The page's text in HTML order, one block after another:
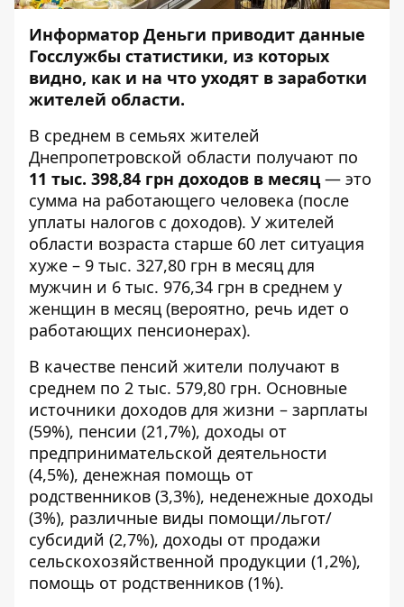
Информатор Деньги приводит данные
Госслужбы статистики, из которых
видно, как и на что уходят в заработки
жителей области.
В среднем в семьях жителей
Днепропетровской области получают по
11 тыс. 398,84 грн доходов в месяц— это
сумма на работающего человека (после
уплаты налогов с доходов). У жителей
области возраста старше 60 лет ситуация
хуже – 9 тыс. 327,80 грн в месяц для
мужчин и 6 тыс. 976,34 грн в среднем у
женщин в месяц (вероятно, речь идет о
работающих пенсионерах).
В качестве пенсий жители получают в
среднем по 2 тыс. 579,80 грн. Основные
источники доходов для жизни – зарплаты
(59%), пенсии (21,7%), доходы от
предпринимательской деятельности
(4,5%), денежная помощь от
родственников (3,3%), неденежные доходы
(3%), различные виды помощи/льгот/
субсидий (2,7%), доходы от продажи
сельскохозяйственной продукции (1,2%),
помощь от родственников (1%).